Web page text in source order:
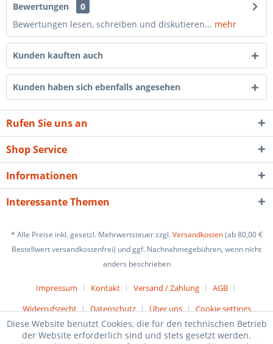
Bewertungen
0
Bewertungen lesen, schreiben und diskutieren... mehr
Kunden kauften auch
Kunden haben sich ebenfalls angesehen
Rufen Sie uns an
Shop Service
Informationen
Interessante Themen
* Alle Preise inkl. gesetzl. Mehrwertsteuer zzgl.Versandkosten(ab 80,00 €
Bestellwert versandkostenfrei) und ggf. Nachnahmegebühren, wenn nicht
anders beschrieben
Impressum Kontakt Versand / Zahlung
AGB
Widerrufsrecht
Datenschutz Über uns Cookie settings
Diese Website benutzt Cookies, die für den technischen Betrieb
der Website erforderlich sind und stets gesetzt werden.